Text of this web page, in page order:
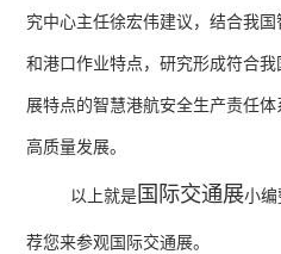
究中心主任徐宏伟建议，结合我
和港口作业特点，研究形成符合
展特点的智慧港航安全生产责任
高质量发展。
以上就是国际交通展小编
荐您来参观国际交通展。